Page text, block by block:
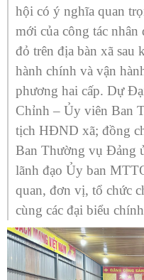
hội có ý nghĩa quan
mới của công tác
đỏ trên địa bàn xã sau
hành chính và vận
phương hai cấp. Dự
Chỉnh – Ủy viên Ban
tịch HĐND xã; đồng
Ban Thường vụ Đảng
lãnh đạo Ủy ban
quan, đơn vị, tổ chức
cùng các đại biểu